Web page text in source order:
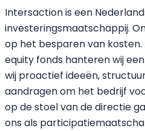
Intersaction is een
investeringsmaatschappij.
op het besparen van
equity fonds hanteren wij
wij proactief ideeën,
aandragen om het bedrijf
op de stoel van de directie
ons als